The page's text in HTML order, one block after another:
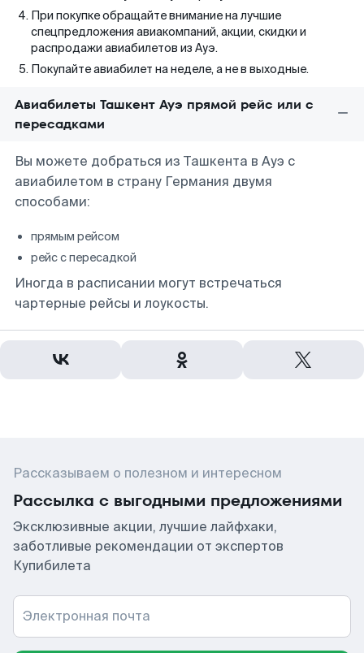
При покупке обращайте внимание на лучшие
спецпредложения авиакомпаний, акции, скидки и
распродажи авиабилетов из Ауэ.
Покупайте авиабилет на неделе, а не в выходные.
Авиабилеты Ташкент Ауэ прямой рейс или с
пересадками
Вы можете добраться из Ташкента в Ауэ с
авиабилетом в страну Германия двумя
способами:
прямым рейсом
рейс с пересадкой
Иногда в расписании могут встречаться
чартерные рейсы и лоукосты.
Рассказываем о полезном и интересном
Рассылка с выгодными предложениями
Эксклюзивные акции, лучшие лайфхаки,
заботливые рекомендации от экспертов
Купибилета
Электронная почта